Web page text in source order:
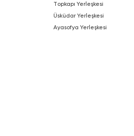
Topkapı Yerleşkesi
Üsküdar Yerleşkesi
Ayasofya Yerleşkesi